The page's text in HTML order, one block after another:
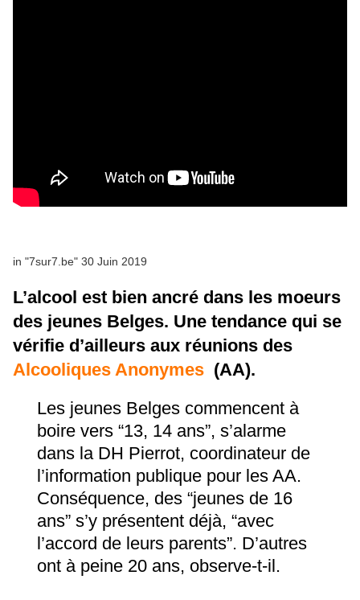
in "7sur7.be" 30 Juin 2019
L’alcool est bien ancré dans les moeurs
des jeunes Belges. Une tendance qui se
vérifie d’ailleurs aux réunions des
Alcooliques Anonymes (AA).
Les jeunes Belges commencent à
boire vers “13, 14 ans”, s’alarme
dans la DH Pierrot, coordinateur de
l’information publique pour les AA.
Conséquence, des “jeunes de 16
ans” s’y présentent déjà, “avec
l’accord de leurs parents”. D’autres
ont à peine 20 ans, observe-t-il.